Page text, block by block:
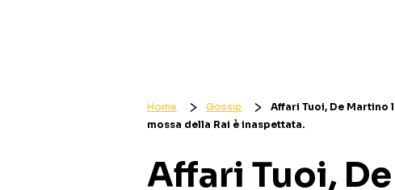
Home Gossip
Affari Tuoi, De Martino
mossa della Rai è inaspettata.
Affari Tuoi,